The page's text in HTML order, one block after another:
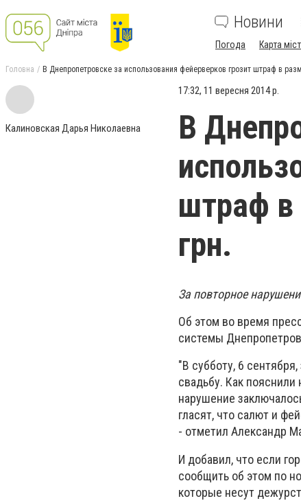
Новини
Погода Карта
Головна В Днепропетровске за использования фейерверков грозит штраф в
Калиновская Дарья Николаевна
17:32, 11 вересня 2014 р.
В
штраф в
грн.
За повторное
Об этом во время
системы
"В субботу, 6
свадьбу. Как пояснили
нарушение
гласят, что салют и
- отметил Александр
И добавил, что если
сообщить об этом по
которые несут